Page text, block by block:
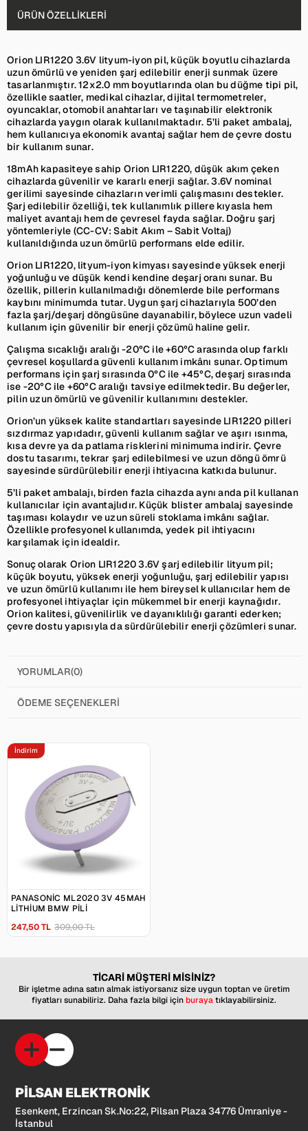
ÜRÜN ÖZELLIKLERI
Orion LIR1220 3.6V lityum-iyon pil, küçük boyutlu cihazlarda
uzun ömürlü ve yeniden şarj edilebilir enerji sunmak üzere
tasarlanmıştır. 12x2.0 mm boyutlarında olan bu düğme tipi pil,
özellikle saatler, medikal cihazlar, dijital termometreler,
oyuncaklar, otomobil anahtarları ve taşınabilir elektronik
cihazlarda yaygın olarak kullanılmaktadır. 5’li paket ambalaj,
hem kullanıcıya ekonomik avantaj sağlar hem de çevre dostu
bir kullanım sunar.
18mAh kapasiteye sahip Orion LIR1220, düşük akım çeken
cihazlarda güvenilir ve kararlı enerji sağlar. 3.6V nominal
gerilimi sayesinde cihazların verimli çalışmasını destekler.
Şarj edilebilir özelliği, tek kullanımlık pillere kıyasla hem
maliyet avantajı hem de çevresel fayda sağlar. Doğru şarj
yöntemleriyle (CC-CV: Sabit Akım – Sabit Voltaj)
kullanıldığında uzun ömürlü performans elde edilir.
Orion LIR1220, lityum-iyon kimyası sayesinde yüksek enerji
yoğunluğu ve düşük kendi kendine deşarj oranı sunar. Bu
özellik, pillerin kullanılmadığı dönemlerde bile performans
kaybını minimumda tutar. Uygun şarj cihazlarıyla 500’den
fazla şarj/deşarj döngüsüne dayanabilir, böylece uzun vadeli
kullanım için güvenilir bir enerji çözümü haline gelir.
Çalışma sıcaklığı aralığı -20°C ile +60°C arasında olup farklı
çevresel koşullarda güvenli kullanım imkânı sunar. Optimum
performans için şarj sırasında 0°C ile +45°C, deşarj sırasında
ise -20°C ile +60°C aralığı tavsiye edilmektedir. Bu değerler,
pilin uzun ömürlü ve güvenilir kullanımını destekler.
Orion’un yüksek kalite standartları sayesinde LIR1220 pilleri
sızdırmaz yapıdadır, güvenli kullanım sağlar ve aşırı ısınma,
kısa devre ya da patlama risklerini minimuma indirir. Çevre
dostu tasarımı, tekrar şarj edilebilmesi ve uzun döngü ömrü
sayesinde sürdürülebilir enerji ihtiyacına katkıda bulunur.
5’li paket ambalajı, birden fazla cihazda aynı anda pil kullanan
kullanıcılar için avantajlıdır. Küçük blister ambalaj sayesinde
taşıması kolaydır ve uzun süreli stoklama imkânı sağlar.
Özellikle profesyonel kullanımda, yedek pil ihtiyacını
karşılamak için idealdir.
Sonuç olarak Orion LIR1220 3.6V şarj edilebilir lityum pil;
küçük boyutu, yüksek enerji yoğunluğu, şarj edilebilir yapısı
ve uzun ömürlü kullanımı ile hem bireysel kullanıcılar hem de
profesyonel ihtiyaçlar için mükemmel bir enerji kaynağıdır.
Orion kalitesi, güvenilirlik ve dayanıklılığı garanti ederken;
çevre dostu yapısıyla da sürdürülebilir enerji çözümleri sunar.
YORUMLAR(0)
ÖDEME SEÇENEKLERI
PANASONIC ML2020 3V 45MAH
LITHIUM BMW PILI
247,50 TL 309,00 TL
İndirim
TİCARİ MÜŞTERİ MİSİNİZ?
Bir işletme adına satın almak istiyorsanız size uygun toptan ve üretim
fiyatları sunabiliriz. Daha fazla bilgi için burayatıklayabilirsiniz.
PİLSAN ELEKTRONİK
Esenkent, Erzincan Sk.No:22, Pilsan Plaza 34776 Ümraniye -
İstanbul